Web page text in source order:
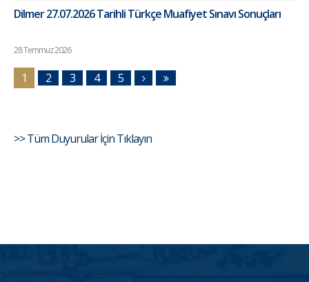
Dilmer 27.07.2026 Tarihli Türkçe Muafiyet Sınavı Sonuçları
28 Temmuz 2026
1 2 3 4 5
>> Tüm Duyurular İçin Tıklayın